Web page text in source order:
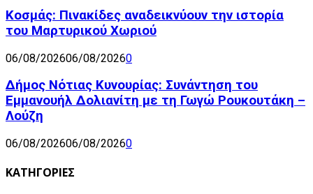
Κοσμάς: Πινακίδες αναδεικνύουν την ιστορία
του Μαρτυρικού Χωριού
06/08/202606/08/20260
Δήμος Νότιας Κυνουρίας: Συνάντηση του
Εμμανουήλ Δολιανίτη με τη Γωγώ Ρουκουτάκη –
Λούζη
06/08/202606/08/20260
ΚΑΤΗΓΟΡΙΕΣ